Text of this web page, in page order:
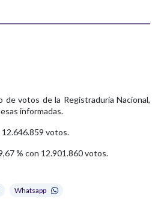
de votos de la Registraduría Nacional,
informadas.
12.646.859 votos.
% con 12.901.860 votos.
Whatsapp